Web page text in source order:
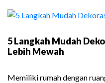
5 Langkah Mudah
Lebih Mewah
Memiliki rumah dengan